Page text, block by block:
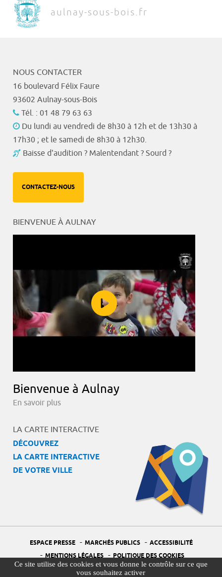
Ce site utilise des cookies et vous donne le contrôle sur ce que
vous souhaitez activer
aulnay-sous-bois.fr
NOUS CONTACTER
16 boulevard Félix Faure
93602 Aulnay-sous-Bois
Tél. : 01 48 79 63 63
Du lundi au vendredi de 8h30 à 12h et de 13h30 à
17h30 ; et le samedi de 8h30 à 12h30.
Baisse d'audition ? Malentendant ? Sourd ?
CONTACTEZ-NOUS
BIENVENUE À AULNAY
Bienvenue à Aulnay
En savoir plus
LA CARTE INTERACTIVE
DÉCOUVREZ
LA CARTE INTERACTIVE
DE VOTRE VILLE
ESPACE PRESSE - MARCHÉS PUBLICS - ACCESSIBILITÉ
- MENTIONS LÉGALES - POLITIQUE DES COOKIES
PORTAIL DÉLÉGUÉ À LA PROTECTION DES DONNÉES - PLAN DU SITE